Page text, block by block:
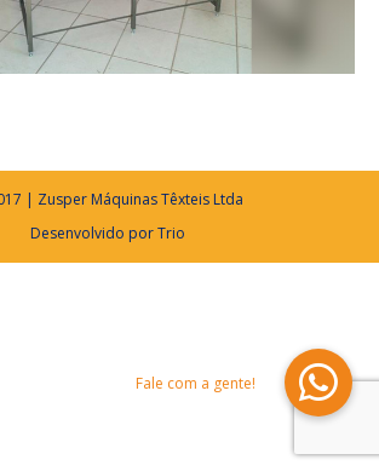
| Zusper Máquinas Têxteis Ltda
Desenvolvido porTrio